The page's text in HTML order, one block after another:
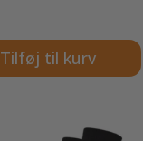
Tilføj til kurv